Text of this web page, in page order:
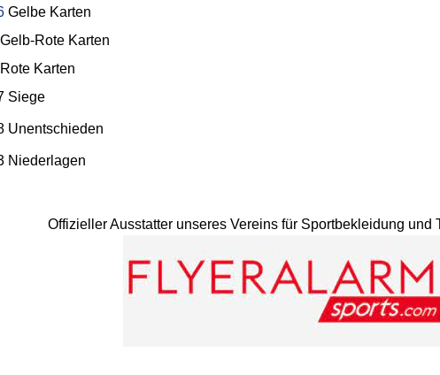
Gelbe Karten
Gelb-Rote Karten
Rote Karten
Siege
Unentschieden
Niederlagen
Offizieller Ausstatter unseres Vereins für Sportbekleidung und